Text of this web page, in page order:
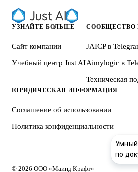
УЗНАЙТЕ БОЛЬШЕ
Сайт компании
Учебный центр Just AI
СООБЩЕСТВО
JAICP в
Aimylogic в
Техническая
ЮРИДИЧЕСКАЯ ИНФОРМАЦИЯ
Соглашение об использовании
Политика конфиденциальности
© 2026 ООО «Маинд Крафт»
Умный
по